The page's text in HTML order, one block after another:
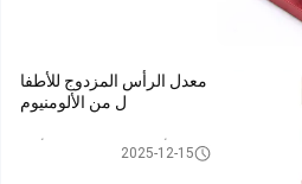
معدل الرأس المزدوج للأطفا
ل من الألومنيوم
صناعة الأطراف الاصطناعية للأطف
2025-12-15